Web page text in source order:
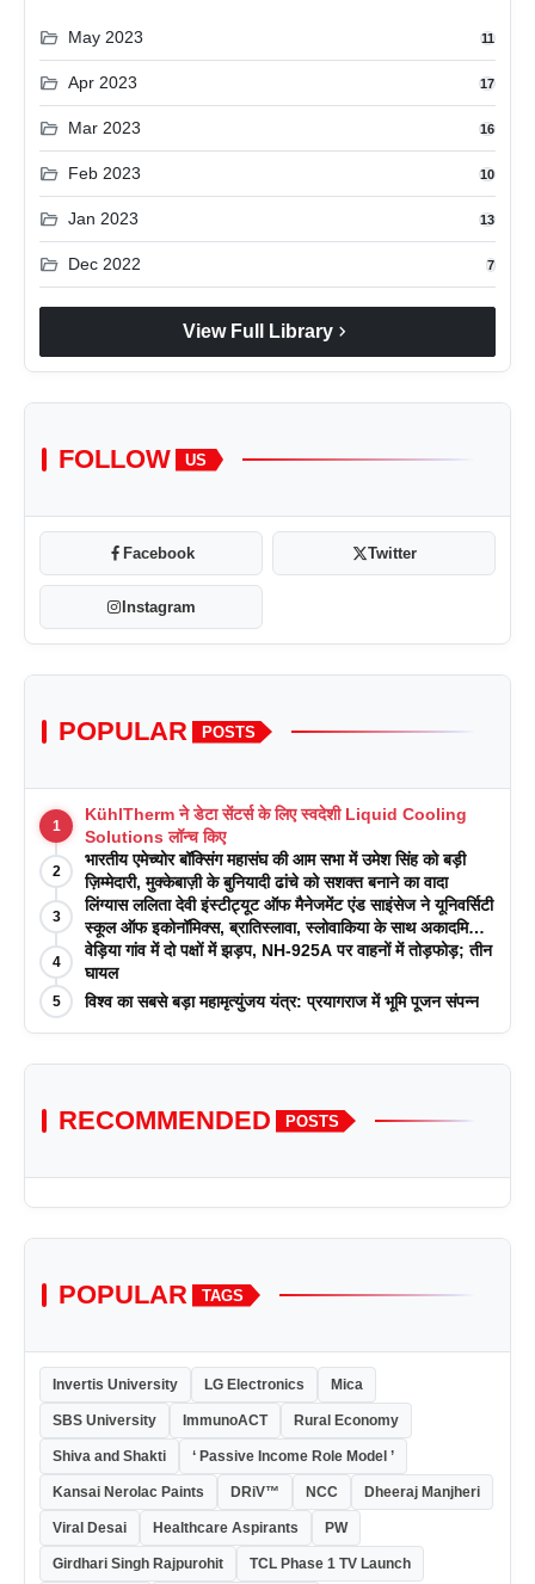
folder_open May 2023 11
folder_open Apr 2023 17
folder_open Mar 2023 16
folder_open Feb 2023 10
folder_open Jan 2023 13
folder_open Dec 2022 7
View Full Library chevron_right
FOLLOW US
Facebook Twitter
Instagram
POPULAR POSTS
1
KühlTherm ने डेटा सेंटर्स के लिए स्वदेशी Liquid Cooling
Solutions लॉन्च किए
2
भारतीय एमेच्योर बॉक्सिंग महासंघ की आम सभा में उमेश सिंह को बड़ी
ज़िम्मेदारी, मुक्केबाज़ी के बुनियादी ढांचे को सशक्त बनाने का वादा
3
लिंग्यास ललिता देवी इंस्टीट्यूट ऑफ मैनेजमेंट एंड साइंसेज ने यूनिवर्सिटी
स्कूल ऑफ इकोनॉमिक्स, ब्रातिस्लावा, स्लोवाकिया के साथ अकादमिक
पत्रिकाओं में प्रकाशन रणनीतियों पर एक दिवसीय कार्यशाला का
आयोजन किया
4
वेड़िया गांव में दो पक्षों में झड़प, NH-925A पर वाहनों में तोड़फोड़; तीन
घायल
5 विश्व का सबसे बड़ा महामृत्युंजय यंत्र: प्रयागराज में भूमि पूजन संपन्न
RECOMMENDED POSTS
POPULAR TAGS
Invertis University LG Electronics Mica
SBS University ImmunoACT Rural Economy
Shiva and Shakti ‘ Passive Income Role Model ’
Kansai Nerolac Paints DRiV™ NCC Dheeraj Manjheri
Viral Desai Healthcare Aspirants PW
Girdhari Singh Rajpurohit TCL Phase 1 TV Launch